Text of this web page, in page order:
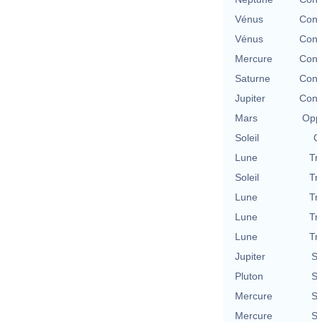
Vénus
Vénus
Mercure
Saturne
Jupiter
Mars
Soleil
Lune
Soleil
Lune
Lune
Lune
Jupiter
Pluton
Mercure
Mercure